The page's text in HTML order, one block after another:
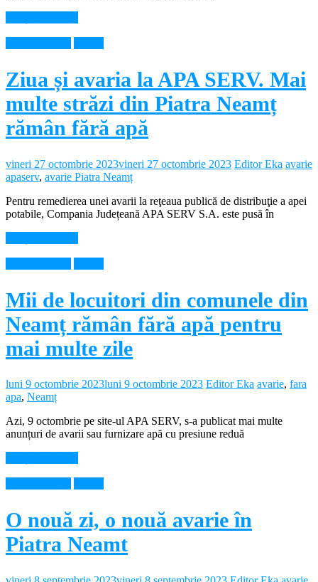
Ziua și avaria la APA SERV. Mai
multe străzi din Piatra Neamț
rămân fără apă
vineri 27 octombrie 2023vineri 27 octombrie 2023 Editor Eka avarie
apaserv, avarie Piatra Neamț
Pentru remedierea unei avarii la reţeaua publică de distribuţie a apei
potabile, Compania Județeană APA SERV S.A. este pusă în
Mii de locuitori din comunele din
Neamț rămân fără apă pentru
mai multe zile
luni 9 octombrie 2023luni 9 octombrie 2023 Editor Eka avarie, fara
apa, Neamț
Azi, 9 octombrie pe site-ul APA SERV, s-a publicat mai multe
anunțuri de avarii sau furnizare apă cu presiune reduă
O nouă zi, o nouă avarie în
Piatra Neamt